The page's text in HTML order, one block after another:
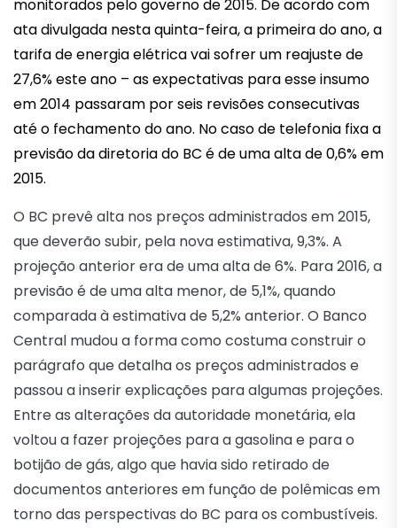
monitorados pelo governo de 2015. De acordo com
ata divulgada nesta quinta-feira, a primeira do ano, a
tarifa de energia elétrica vai sofrer um reajuste de
27,6% este ano – as expectativas para esse insumo
em 2014 passaram por seis revisões consecutivas
até o fechamento do ano. No caso de telefonia fixa a
previsão da diretoria do BC é de uma alta de 0,6% em
2015.
O BC prevê alta nos preços administrados em 2015,
que deverão subir, pela nova estimativa, 9,3%. A
projeção anterior era de uma alta de 6%. Para 2016, a
previsão é de uma alta menor, de 5,1%, quando
comparada à estimativa de 5,2% anterior. O Banco
Central mudou a forma como costuma construir o
parágrafo que detalha os preços administrados e
passou a inserir explicações para algumas projeções.
Entre as alterações da autoridade monetária, ela
voltou a fazer projeções para a gasolina e para o
botijão de gás, algo que havia sido retirado de
documentos anteriores em função de polêmicas em
torno das perspectivas do BC para os combustíveis.